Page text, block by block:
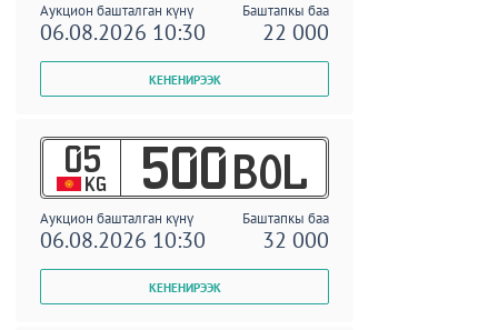
Аукцион башталган күнү Баштапкы баа
06.08.2026 10:30 22 000
05
KG 500 BOL
Аукцион башталган күнү Баштапкы баа
06.08.2026 10:30 32 000